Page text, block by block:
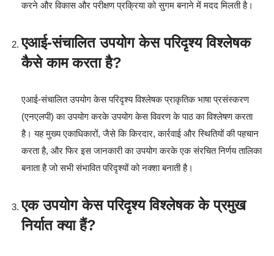
करने और विकास और परीक्षण प्रक्रिया को सुगम बनाने में मदद मिलती है।
एआई-संचालित उपयोग केस परिदृश्य विश्लेषक
कैसे काम करता है?
एआई-संचालित उपयोग केस परिदृश्य विश्लेषक प्राकृतिक भाषा प्रसंस्करण
(एनएलपी) का उपयोग करके उपयोग केस विवरण के पाठ का विश्लेषण करता
है। यह मुख्य एकाधिकारों, जैसे कि किरदार, कार्रवाई और स्थितियों की पहचान
करता है, और फिर इस जानकारी का उपयोग करके एक संरचित निर्णय तालिका
बनाता है जो सभी संभावित परिदृश्यों को नक्शा बनाती है।
एक उपयोग केस परिदृश्य विश्लेषक के प्रमुख
निर्यात क्या हैं?